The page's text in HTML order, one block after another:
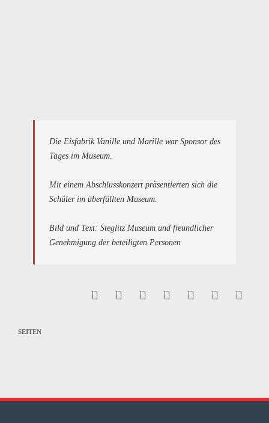
Die Eisfabrik Vanille und Marille war Sponsor des
Tages im Museum.
Mit einem Abschlusskonzert präsentierten sich die
Schüler im überfüllten Museum.
Bild und Text: Steglitz Museum und freundlicher
Genehmigung der beteiligten Personen
SEITEN